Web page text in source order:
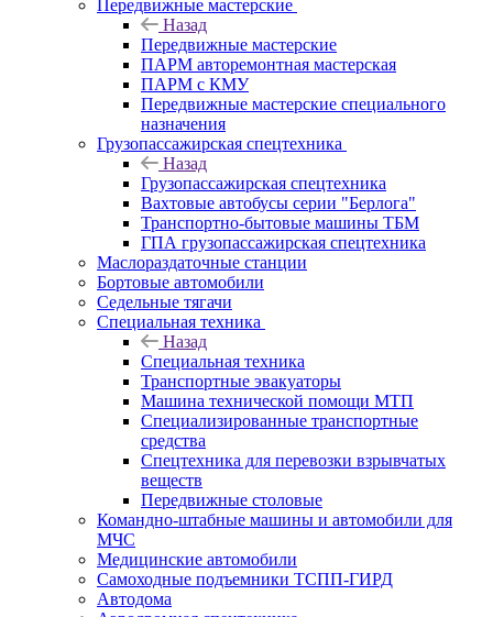
Передвижные мастерские
Назад
Передвижные мастерские
ПАРМ авторемонтная мастерская
ПАРМ с КМУ
Передвижные мастерские специального
назначения
Грузопассажирская спецтехника
Назад
Грузопассажирская спецтехника
Вахтовые автобусы серии "Берлога"
Транспортно-бытовые машины ТБМ
ГПА грузопассажирская спецтехника
Маслораздаточные станции
Бортовые автомобили
Седельные тягачи
Специальная техника
Назад
Специальная техника
Транспортные эвакуаторы
Машина технической помощи МТП
Специализированные транспортные
средства
Спецтехника для перевозки взрывчатых
веществ
Передвижные столовые
Командно-штабные машины и автомобили для
МЧС
Медицинские автомобили
Самоходные подъемники ТСПП-ГИРД
Автодома